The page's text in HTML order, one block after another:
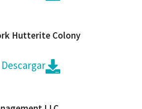
Hutterite Colony
Descargar